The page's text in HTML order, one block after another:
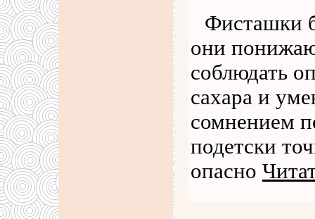
Фисташки
они
соблюдать
сахара и
сомнением
подетски
опасно